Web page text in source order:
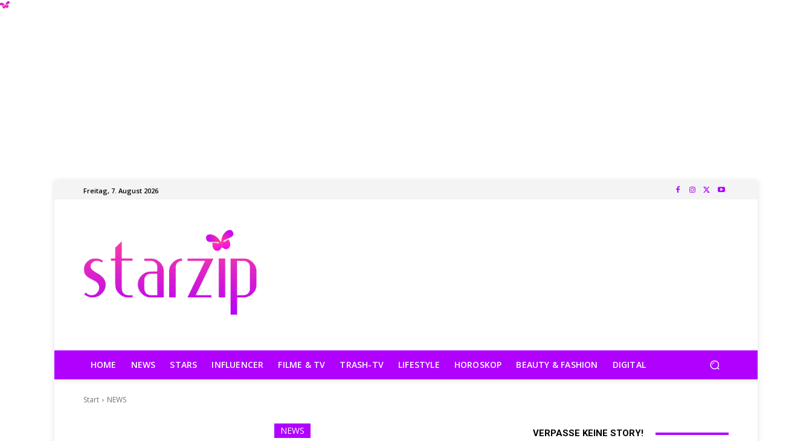
Freitag, 7. August 2026
HOME NEWS STARS INFLUENCER FILME & TV TRASH-TV LIFESTYLE HOROSKOP BEAUTY & FASHION DIGITAL
Start NEWS
NEWS VERPASSE KEINE STORY!